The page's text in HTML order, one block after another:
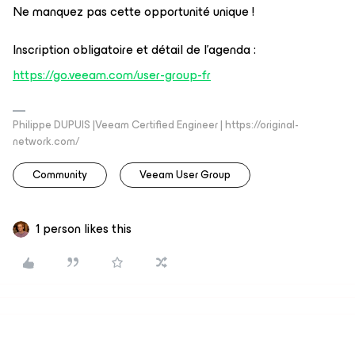
Ne manquez pas cette opportunité unique !
Inscription obligatoire et détail de l’agenda :
https://go.veeam.com/user-group-fr
Philippe DUPUIS |Veeam Certified Engineer | https://original-
network.com/
Community
Veeam User Group
1 person likes this